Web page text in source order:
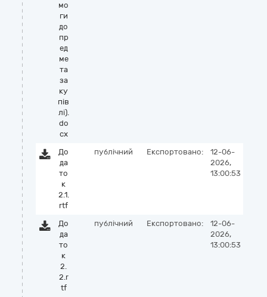
мо
ги
до
пр
ед
ме
та
за
ку
пів
лі).
do
cx
До
да
то
к
2.1.
rtf
публічний Експортовано:
12-06-
2026,
13:00:53
До
да
то
к
2.
2.r
tf
публічний Експортовано:
12-06-
2026,
13:00:53